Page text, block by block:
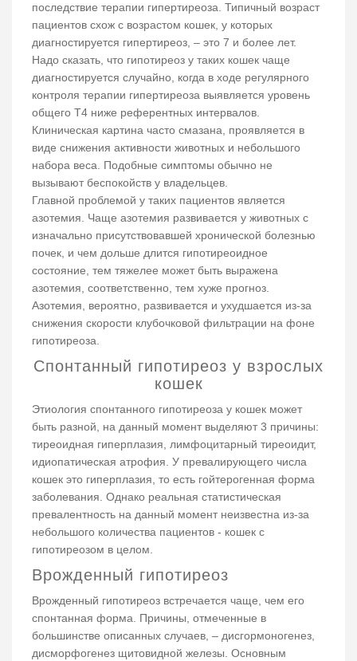
последствие терапии гипертиреоза. Типичный возраст
пациентов схож с возрастом кошек, у которых
диагностируется гипертиреоз, – это 7 и более лет.
Надо сказать, что гипотиреоз у таких кошек чаще
диагностируется случайно, когда в ходе регулярного
контроля терапии гипертиреоза выявляется уровень
общего Т4 ниже референтных интервалов.
Клиническая картина часто смазана, проявляется в
виде снижения активности животных и небольшого
набора веса. Подобные симптомы обычно не
вызывают беспокойств у владельцев.
Главной проблемой у таких пациентов является
азотемия. Чаще азотемия развивается у животных с
изначально присутствовавшей хронической болезнью
почек, и чем дольше длится гипотиреоидное
состояние, тем тяжелее может быть выражена
азотемия, соответственно, тем хуже прогноз.
Азотемия, вероятно, развивается и ухудшается из-за
снижения скорости клубочковой фильтрации на фоне
гипотиреоза.
Спонтанный гипотиреоз у взрослых
кошек
Этиология спонтанного гипотиреоза у кошек может
быть разной, на данный момент выделяют 3 причины:
тиреоидная гиперплазия, лимфоцитарный тиреоидит,
идиопатическая атрофия. У превалирующего числа
кошек это гиперплазия, то есть гойтерогенная форма
заболевания. Однако реальная статистическая
превалентность на данный момент неизвестна из-за
небольшого количества пациентов - кошек с
гипотиреозом в целом.
Врожденный гипотиреоз
Врожденный гипотиреоз встречается чаще, чем его
спонтанная форма. Причины, отмеченные в
большинстве описанных случаев, – дисгормоногенез,
дисморфогенез щитовидной железы. Основным